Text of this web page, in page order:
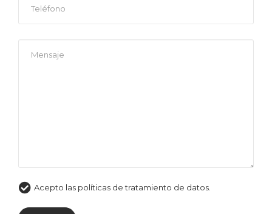
Acepto las políticas de tratamiento de datos.